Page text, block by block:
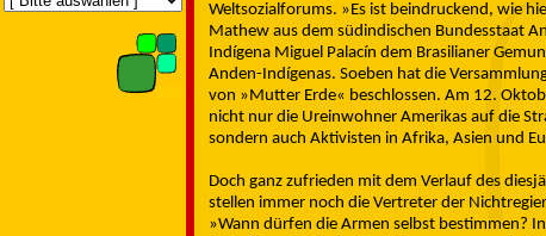
Weltsozialforums. »Es ist beindruckend, wie
Mathew aus dem südindischen Bundesstaat
Indígena Miguel Palacín dem Brasilianer
Anden-Indígenas. Soeben hat die
von »Mutter Erde« beschlossen. Am 12.
nicht nur die Ureinwohner Amerikas auf die
sondern auch Aktivisten in Afrika, Asien und
Doch ganz zufrieden mit dem Verlauf des
stellen immer noch die Vertreter der
»Wann dürfen die Armen selbst bestimmen?